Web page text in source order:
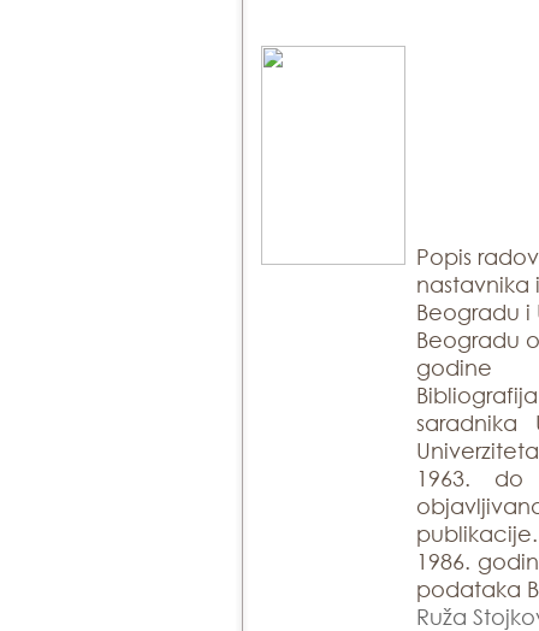
Popis
nastavnika
Beogradu i
Beogradu
godine
saradnika
1963.
1986.
podataka
Ruža